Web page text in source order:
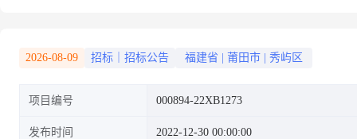
2026-08-09 招标｜招标公告 福建省 莆田市 秀屿区
项目编号 000894-22XB1273
发布时间 2022-12-30 00:00:00